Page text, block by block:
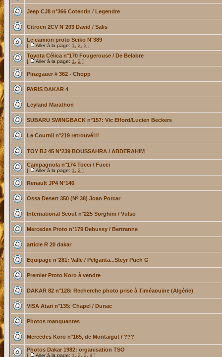
Jeep CJ8 n°366 Cotentin / Legendre
Citroën 2CV N°203 David / Salis
Le camion proto Seiko N°389
[ Aller à la page: 1 2 3 ]
Toyota Célica n°170 Fougerouse / De Belabre
[ Aller à la page: 1 2 ]
Pinzgauer # 362 - Chopp
PARIS DAKAR 4
Leyland Marathon
SUBARU SWINGBACK n°157: Vic Elford/Lucien Beckers
Le Cournil n°219 retrouvé!!!
TOY BJ 45 N°239 BOUSSAHRA / ABDERAHIM
Campagnola n°174 Tocci / Fucci
[ Aller à la page: 1 2 ]
Renault JP4 N°146
Ossa Desert 350 (Nº 38) Joan Porcar
International Scout n°225 Sorghini / Vulso
Mercedes Proto n°179 Debussy / Bertranne
article R 20 dakar
Equipage n°281: Valle / Pelganta...Steyr Puch G
Premier Proto Koro à vendre
DAKAR 82 n°128: Recherche photo prise à Timéaouine (Algérie)
VISA Atari n°135: Chapel / Dunac
Photos manquantes
Mercedes Koro n°165, de Montaigut / ???
Photos Dakar 1982: organisation TSO
[ Aller à la page: 1 2 3 4 ]